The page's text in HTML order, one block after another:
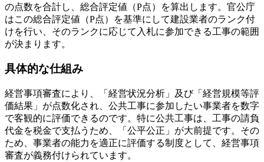
の点数を合計し、総合評定値（P点）を算出します。官公庁
はこの総合評定値（P点）を基準にして建設業者のランク付
けを行い、そのランクに応じて入札に参加できる工事の範囲
が決まります。
具体的な仕組み
経営事項審査により、「経営状況分析」及び「経営規模等評
価結果」が点数化され、公共工事に参加したい事業者を数字
で客観的に評価できるのです。特に公共工事は、工事の請負
代金を税金で支払うため、「公平公正」が大前提です。その
ため、事業者の能力を適正に評価する制度として、経営事項
審査が義務付けられています。